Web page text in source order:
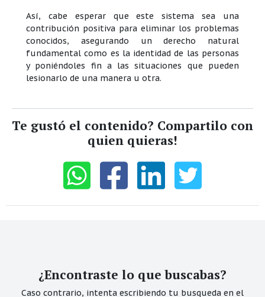
Así, cabe esperar que este sistema sea una
contribución positiva para eliminar los problemas
conocidos, asegurando un derecho natural
fundamental como es la identidad de las personas
y poniéndoles fin a las situaciones que pueden
lesionarlo de una manera u otra.
Te gustó el contenido? Compartilo con
quien quieras!
¿Encontraste lo que buscabas?
Caso contrario, intenta escribiendo tu busqueda en el